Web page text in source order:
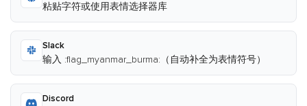
粘贴字符或使用表情选择器库
Slack
输入 :flag_myanmar_burma:（自动补全为表情符号）
Discord